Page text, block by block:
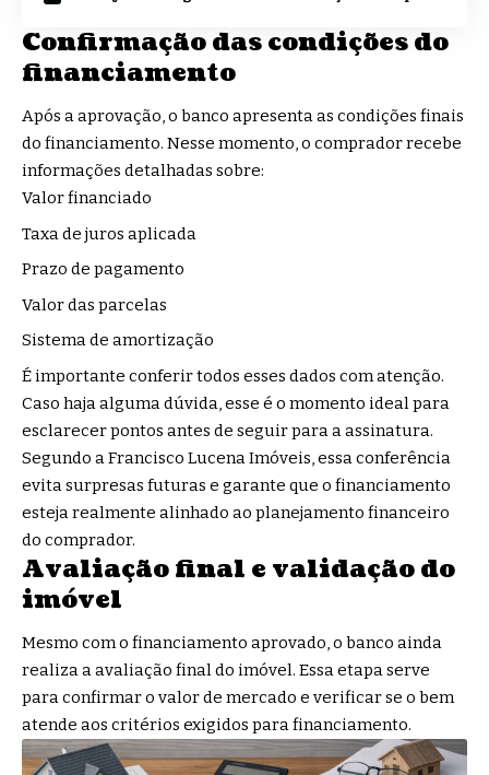
Confirmação das condições do
financiamento
Após a aprovação, o banco apresenta as condições finais
do financiamento. Nesse momento, o comprador recebe
informações detalhadas sobre:
Valor financiado
Taxa de juros aplicada
Prazo de pagamento
Valor das parcelas
Sistema de amortização
É importante conferir todos esses dados com atenção.
Caso haja alguma dúvida, esse é o momento ideal para
esclarecer pontos antes de seguir para a assinatura.
Segundo a Francisco Lucena Imóveis, essa conferência
evita surpresas futuras e garante que o financiamento
esteja realmente alinhado ao planejamento financeiro
do comprador.
Avaliação final e validação do
imóvel
Mesmo com o financiamento aprovado, o banco ainda
realiza a avaliação final do imóvel. Essa etapa serve
para confirmar o valor de mercado e verificar se o bem
atende aos critérios exigidos para financiamento.